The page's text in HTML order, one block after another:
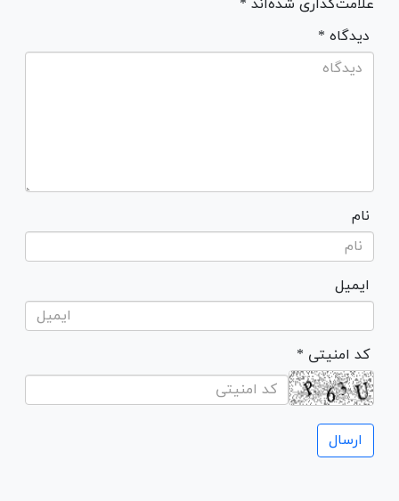
علامت‌گذاری شده‌اند *
* دیدگاه
نام
ایمیل
* کد امنیتی